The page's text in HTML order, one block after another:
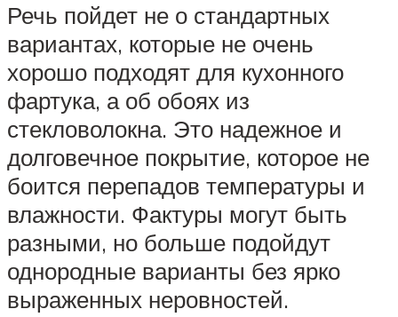
Речь пойдет не о стандартных
вариантах, которые не очень
хорошо подходят для кухонного
фартука, а об обоях из
стекловолокна. Это надежное и
долговечное покрытие, которое не
боится перепадов температуры и
влажности. Фактуры могут быть
разными, но больше подойдут
однородные варианты без ярко
выраженных неровностей.